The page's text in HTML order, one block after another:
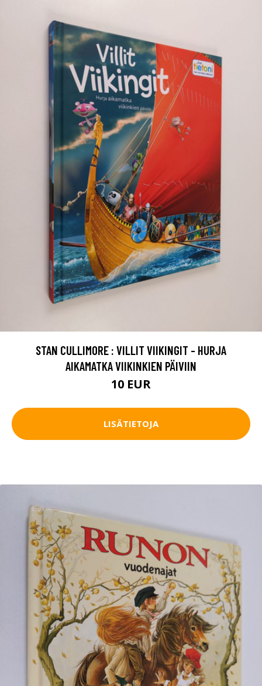
STAN CULLIMORE : VILLIT VIIKINGIT - HURJA
AIKAMATKA VIIKINKIEN PÄIVIIN
10 EUR
LISÄTIETOJA